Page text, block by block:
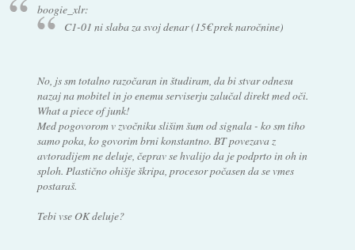
boogie_xlr:
C1-01 ni slaba za svoj denar (15€ prek naročnine)
No, js sm totalno razočaran in študiram, da bi stvar odnesu
nazaj na mobitel in jo enemu serviserju zalučal direkt med oči.
What a piece of junk!
Med pogovorom v zvočniku slišim šum od signala - ko sm tiho
samo poka, ko govorim brni konstantno. BT povezava z
avtoradijem ne deluje, čeprav se hvalijo da je podprto in oh in
sploh. Plastično ohišje škripa, procesor počasen da se vmes
postaraš.
Tebi vse OK deluje?